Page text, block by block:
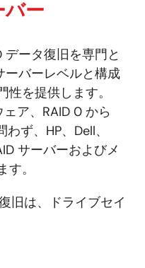
バー
データ復旧を専門と
ーバーレベルと構成
を提供します。
ア、RAID 0 から
ず、HP、Dell、
サーバーおよびメ
す。
旧は、ドライブセイ